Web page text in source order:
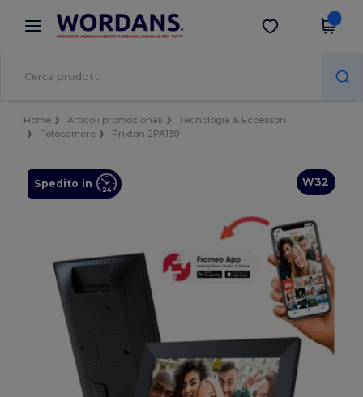
× App Wordans
Prezzi migliori sull'app!
Scarica app
Home Articoli promozionali
Tecnologia & Eccessori
Fotocamere
Prixton 2PA130
W32
Spedito in